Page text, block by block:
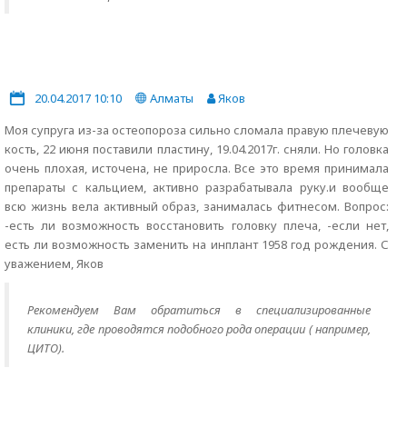
20.04.2017 10:10 Алматы
Яков
Моя супруга из-за остеопороза сильно сломала правую плечевую
кость, 22 июня поставили пластину, 19.04.2017г. сняли. Но головка
очень плохая, источена, не приросла. Все это время принимала
препараты с кальцием, активно разрабатывала руку.и вообще
всю жизнь вела активный образ, занималась фитнесом. Вопрос:
-есть ли возможность восстановить головку плеча, -если нет,
есть ли возможность заменить на инплант 1958 год рождения. С
уважением, Яков
Рекомендуем Вам обратиться в специализированные
клиники, где проводятся подобного рода операции ( например,
ЦИТО).